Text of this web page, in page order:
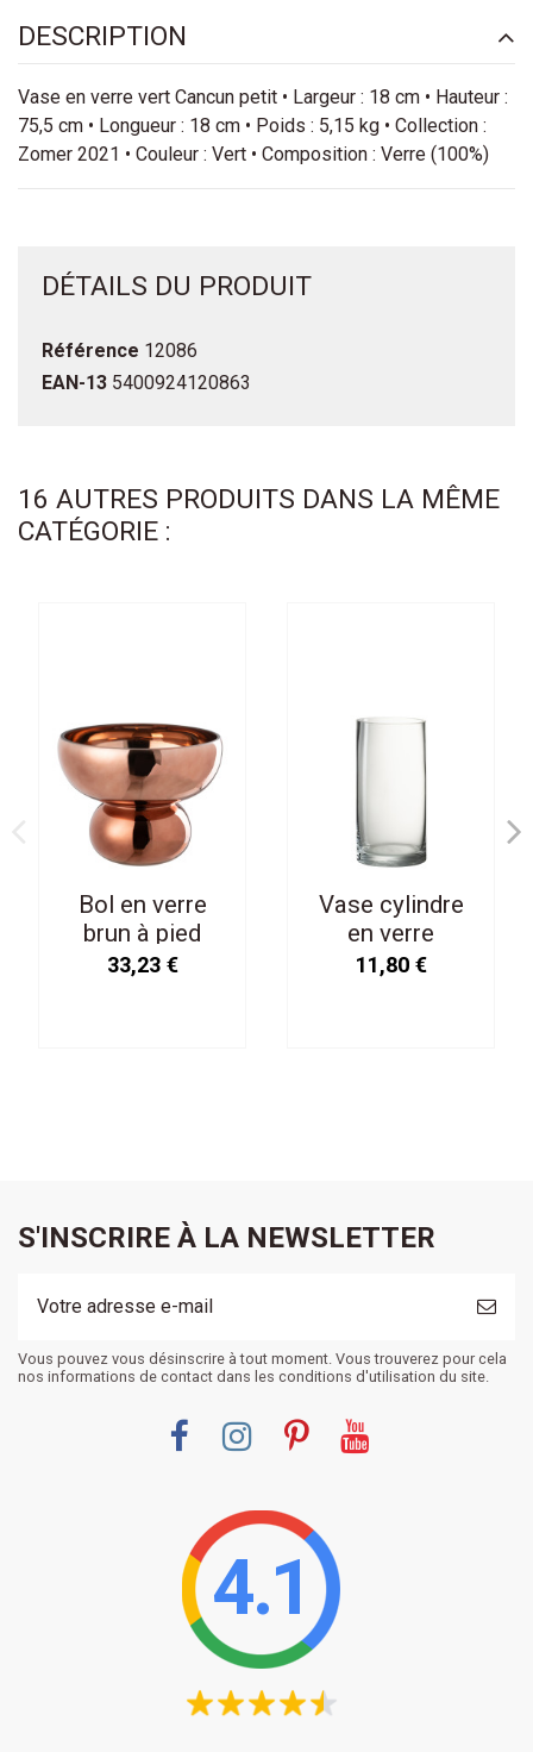
DESCRIPTION
Vase en verre vert Cancun petit • Largeur : 18 cm • Hauteur :
75,5 cm • Longueur : 18 cm • Poids : 5,15 kg • Collection :
Zomer 2021 • Couleur : Vert • Composition : Verre (100%)
DÉTAILS DU PRODUIT
Référence 12086
EAN-13 5400924120863
16 AUTRES PRODUITS DANS LA MÊME
CATÉGORIE :
Bol en verre
brun à pied
arrondi
33,23 €
Vase cylindre
en verre
transparent
11,80 €
S'INSCRIRE À LA NEWSLETTER
Vous pouvez vous désinscrire à tout moment. Vous trouverez pour cela
nos informations de contact dans les conditions d'utilisation du site.
4.1